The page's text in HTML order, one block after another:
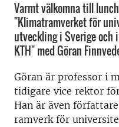
Varmt välkomna till
"Klimatramverket för
utveckling i Sverige och
KTH" med Göran
Göran är professor i
tidigare vice rektor
Han är även
ramverk för